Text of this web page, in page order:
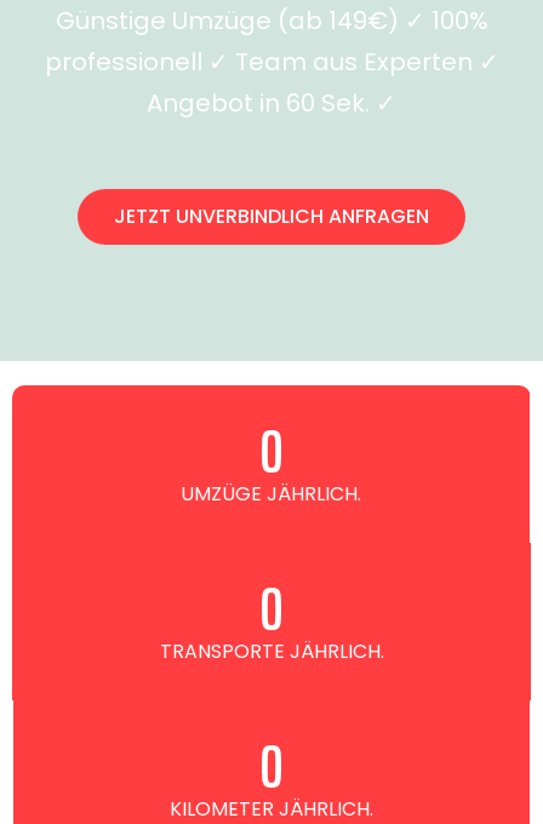
Günstige Umzüge (ab 149€) ✓ 100%
professionell ✓ Team aus Experten ✓
Angebot in 60 Sek. ✓
JETZT UNVERBINDLICH ANFRAGEN
UMZÜGE JÄHRLICH.
0
TRANSPORTE JÄHRLICH.
0
KILOMETER JÄHRLICH.
0